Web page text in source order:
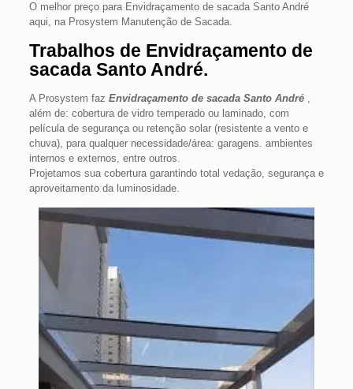
O melhor preço para Envidraçamento de sacada Santo André
aqui, na Prosystem Manutenção de Sacada.
Trabalhos de Envidraçamento de
sacada Santo André.
A Prosystem faz Envidraçamento de sacada Santo André ,
além de: cobertura de vidro temperado ou laminado, com
película de segurança ou retenção solar (resistente a vento e
chuva), para qualquer necessidade/área: garagens. ambientes
internos e externos, entre outros.
Projetamos sua cobertura garantindo total vedação, segurança e
aproveitamento da luminosidade.